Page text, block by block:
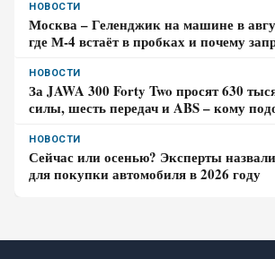
НОВОСТИ
Москва – Геленджик на машине в
где М-4 встаёт в пробках и почему
НОВОСТИ
За JAWA 300 Forty Two просят 630
силы, шесть передач и ABS – кому
НОВОСТИ
Сейчас или осенью? Эксперты
для покупки автомобиля в 2026 году